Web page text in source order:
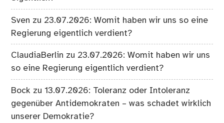
Sven zu 23.07.2026: Womit haben wir uns so eine
Regierung eigentlich verdient?
ClaudiaBerlin zu 23.07.2026: Womit haben wir uns
so eine Regierung eigentlich verdient?
Bock zu13.07.2026: Toleranz oder Intoleranz
gegenüber Antidemokraten – was schadet wirklich
unserer Demokratie?